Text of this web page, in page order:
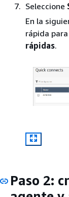
Seleccione
En la
rápida
rápidas.
Paso 2: